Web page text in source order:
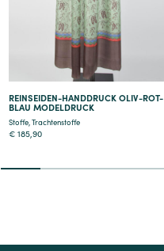
REINSEIDEN-HANDDRUCK OLIV-ROT-
BLAU MODELDRUCK
Stoffe,Trachtenstoffe
€ 185,90